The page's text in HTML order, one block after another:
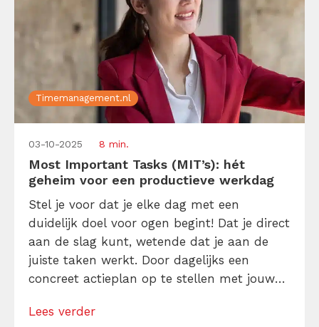
Timemanagement.nl
03-10-2025 8 min.
Most Important Tasks (MIT’s): hét
geheim voor een productieve werkdag
Stel je voor dat je elke dag met een
duidelijk doel voor ogen begint! Dat je direct
aan de slag kunt, wetende dat je aan de
juiste taken werkt. Door dagelijks een
concreet actieplan op te stellen met jouw
hoofdrol, gaat jou dat lukken! Je werkt aan
Lees verder